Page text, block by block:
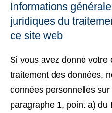
Informations
juridiques du
ce site web
Si vous avez donné votre
traitement des données,
données personnelles
paragraphe 1, point a) du